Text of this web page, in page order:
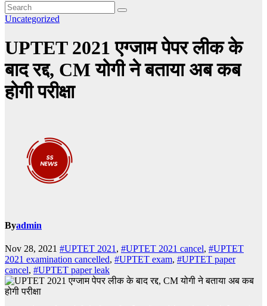
Uncategorized
UPTET 2021 एग्जाम पेपर लीक के
बाद रद्द, CM योगी ने बताया अब कब
होगी परीक्षा
Byadmin
Nov 28, 2021 #UPTET 2021, #UPTET 2021 cancel, #UPTET
2021 examination cancelled, #UPTET exam, #UPTET paper
cancel, #UPTET paper leak